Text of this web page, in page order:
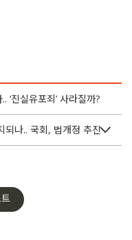
‘진실유포죄’ 사라질까?
되나.. 국회, 법개정 추진